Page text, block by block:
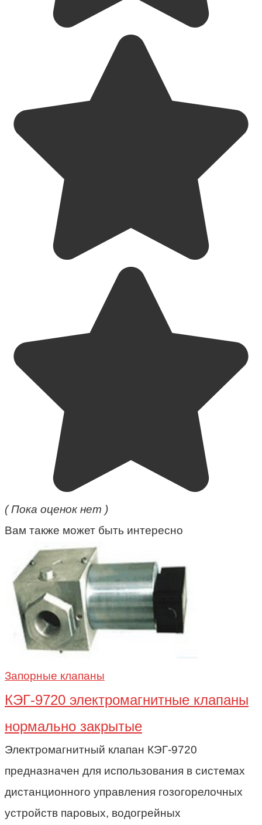
( Пока оценок нет )
Вам также может быть интересно
Запорные клапаны
КЭГ-9720 электромагнитные клапаны
нормально закрытые
Электромагнитный клапан КЭГ-9720
предназначен для использования в системах
дистанционного управления гозогорелочных
устройств паровых, водогрейных